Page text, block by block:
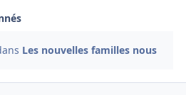
Les nouvelles familles nous